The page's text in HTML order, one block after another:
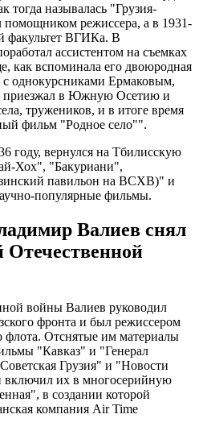
тогда называлась "Грузия-
помощником режиссера, а в 1931-
факультет ВГИКа. В
ассистентом на съемках
как вспоминала его двоюродная
с однокурсниками Ермаковым,
в Южную Осетию и
тружеников, и в итоге время
фильм "Родное село"".
году, вернулся на Тбилисскую
Хох", "Бакуриани",
павильон на ВСХВ)" и
популярные фильмы.
Валиев снял
Отечественной
войны Валиев руководил
фронта и был режиссером
Отснятые им материалы
"Кавказ" и "Генерал
Грузия" и "Новости
включил их в многосерийную
в создании которой
компания Air Time